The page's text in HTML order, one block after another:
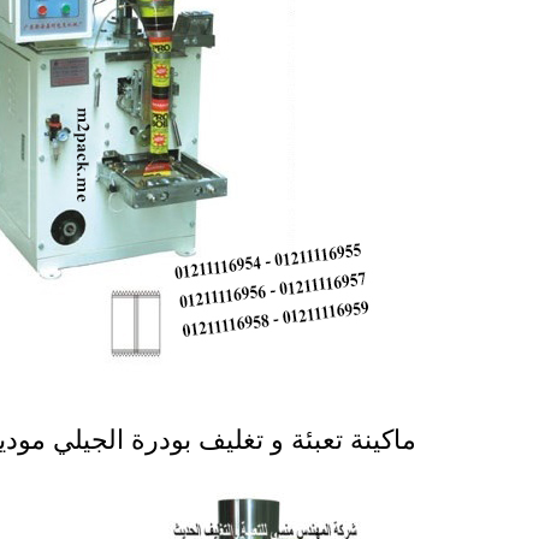
ماكينة تعبئة و تغليف بودرة الجيلي موديل 902 ماركة المهندس